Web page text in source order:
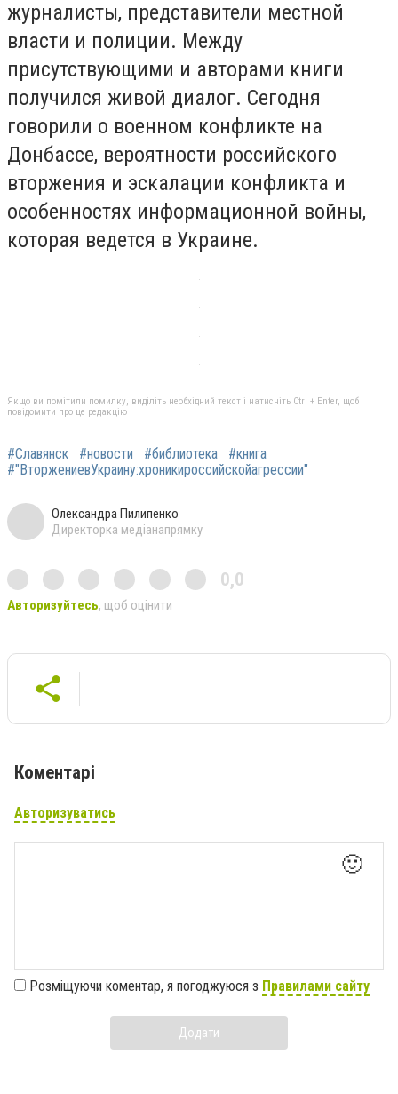
журналисты, представители местной
власти и полиции. Между
присутствующими и авторами книги
получился живой диалог. Сегодня
говорили о военном конфликте на
Донбассе, вероятности российского
вторжения и эскалации конфликта и
особенностях информационной войны,
которая ведется в Украине.
Якщо ви помітили помилку, виділіть необхідний текст і натисніть Ctrl + Enter, щоб
повідомити про це редакцію
#Славянск #новости #библиотека
#книга
#"ВторжениевУкраину:хроникироссийскойагрессии"
Олександра Пилипенко
Директорка медіанапрямку
0,0
Авторизуйтесь, щоб оцінити
Коментарі
Авторизуватись
🙂
Розміщуючи коментар, я погоджуюся з Правилами сайту
Додати